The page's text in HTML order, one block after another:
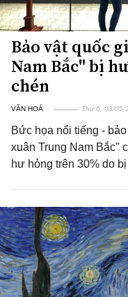
Bảo vật quốc
Nam Bắc" bị
chén
VĂN HOÁ Thứ 6, 03/05/
Bức họa nổi tiếng -
xuân Trung Nam Bắc"
hư hỏng trên 30% do